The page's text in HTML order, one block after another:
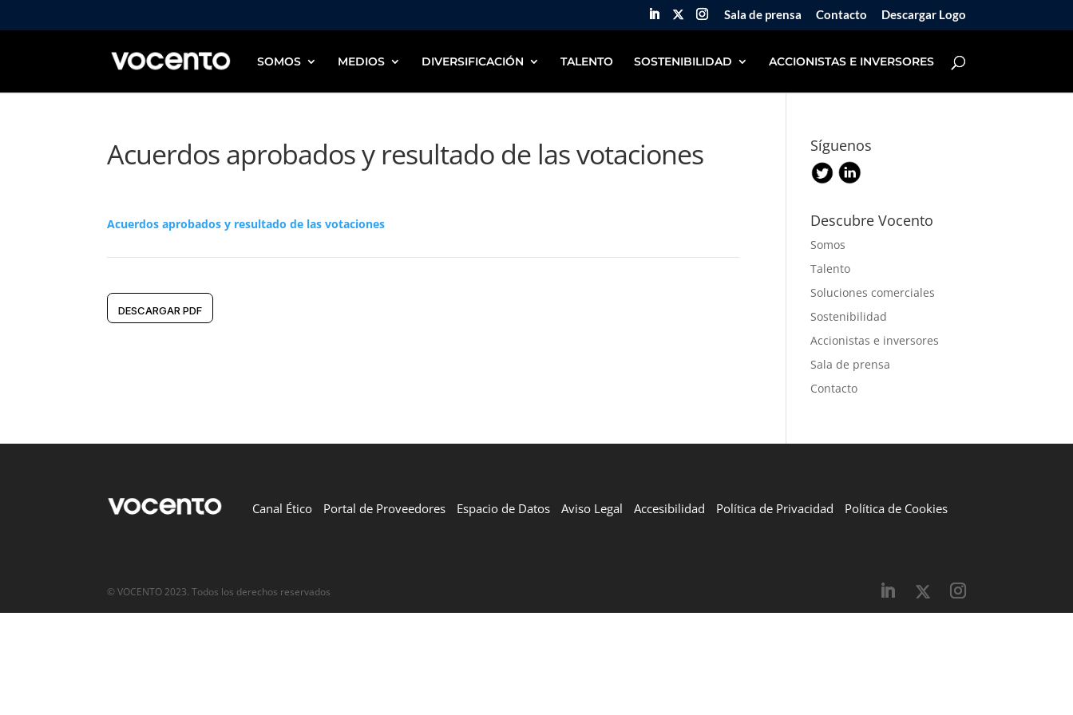
Sala de prensa Contacto Descargar Logo
SOMOS MEDIOS DIVERSIFICACIÓN TALENTO SOSTENIBILIDAD ACCIONISTAS E INVERSORES
Acuerdos aprobados y resultado de las votaciones
Acuerdos aprobados y resultado de las votaciones
DESCARGAR PDF
Síguenos
Descubre Vocento
Somos
Talento
Soluciones comerciales
Sostenibilidad
Accionistas e inversores
Sala de prensa
Contacto
Canal Ético Portal de Proveedores Espacio de Datos Aviso Legal Accesibilidad Política de Privacidad Política de Cookies
© VOCENTO 2023. Todos los derechos reservados